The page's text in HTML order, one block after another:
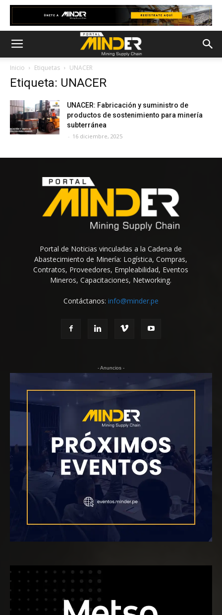
Inicio Etiquetas UNACER
Etiqueta: UNACER
UNACER: Fabricación y suministro de
productos de sostenimiento para minería
subterránea
- 16 diciembre, 2025
Portal de Noticias vinculadas a la Cadena de
Abastecimiento de Minería: Logística, Compras,
Contratos, Proveedores, Empleabilidad, Eventos
Mineros, Capacitaciones, Networking.
Contáctanos: info@minder.pe
- Anuncios -